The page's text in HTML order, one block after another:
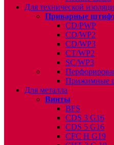
Для технической
Приварные
CD/PWP
CD/WP2
CD/WP3
CT/WP2
SC/WP3
Прижимные
Для металла
Винты
BFS
CDS 3 G16
CDS 5 G16
CFC H G19